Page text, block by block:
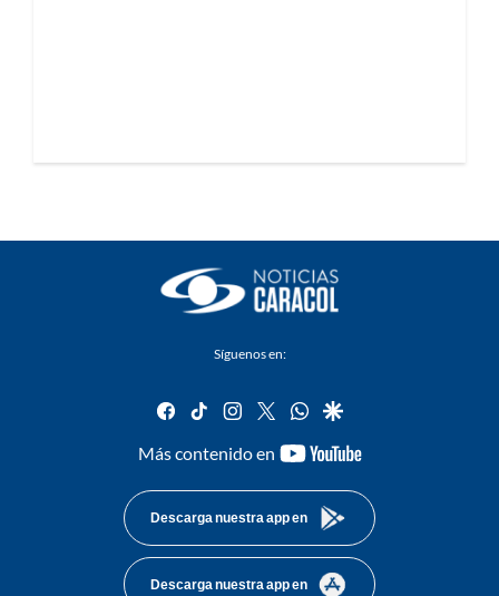
Síguenos en:
facebook
tiktok instagram
twitterwhatsapp
google
Más contenido en
youtube-
Descarga nuestra app en
Descarga nuestra app en